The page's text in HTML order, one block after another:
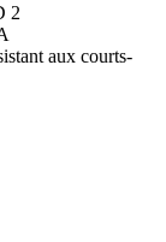
2
aux courts-